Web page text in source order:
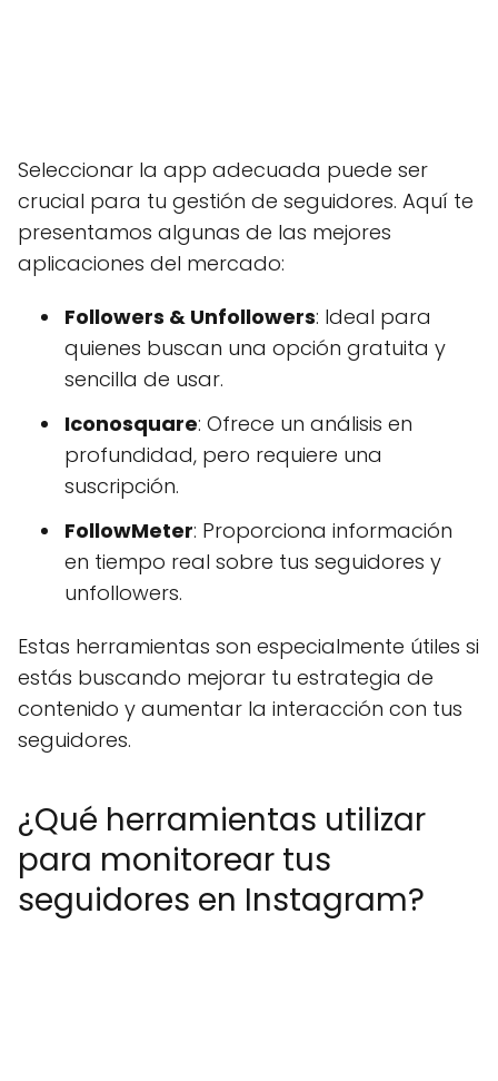
Seleccionar la app adecuada puede ser
crucial para tu gestión de seguidores. Aquí te
presentamos algunas de las mejores
aplicaciones del mercado:
Followers & Unfollowers: Ideal para
quienes buscan una opción gratuita y
sencilla de usar.
Iconosquare: Ofrece un análisis en
profundidad, pero requiere una
suscripción.
FollowMeter: Proporciona información
en tiempo real sobre tus seguidores y
unfollowers.
Estas herramientas son especialmente útiles si
estás buscando mejorar tu estrategia de
contenido y aumentar la interacción con tus
seguidores.
¿Qué herramientas utilizar
para monitorear tus
seguidores en Instagram?